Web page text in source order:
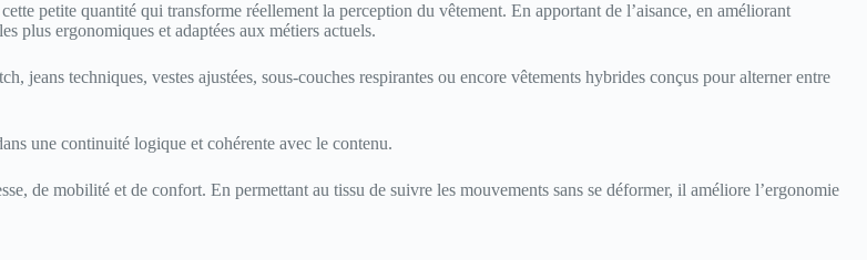
petite quantité qui transforme réellement la perception du vêtement. En apportant de l’aisance, en améliorant
plus ergonomiques et adaptées aux métiers actuels.
jeans techniques, vestes ajustées, sous-couches respirantes ou encore vêtements hybrides conçus pour alterner entre
une continuité logique et cohérente avec le contenu.
de mobilité et de confort. En permettant au tissu de suivre les mouvements sans se déformer, il améliore l’ergonomie